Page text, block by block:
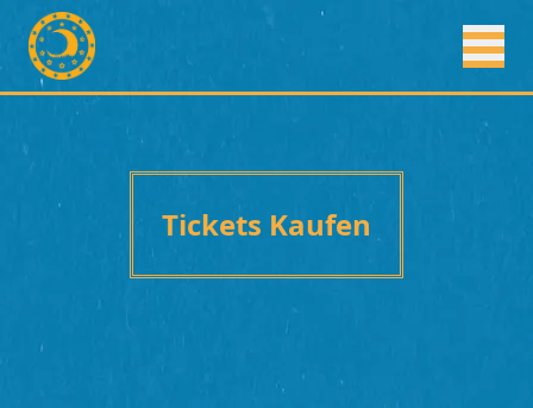
Tickets Kaufen